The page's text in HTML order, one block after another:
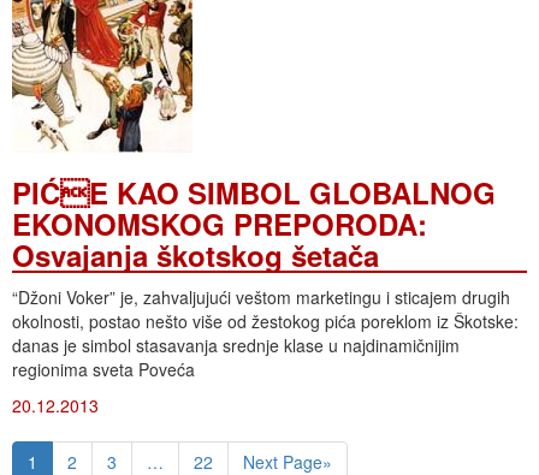
PIĆE KAO SIMBOL GLOBALNOG
EKONOMSKOG PREPORODA:
Osvajanja škotskog šetača
“Džoni Voker” je, zahvaljujući veštom marketingu i sticajem drugih
okolnosti, postao nešto više od žestokog pića poreklom iz Škotske:
danas je simbol stasavanja srednje klase u najdinamičnijim
regionima sveta Poveća
20.12.2013
1 2 3 … 22 Next Page»